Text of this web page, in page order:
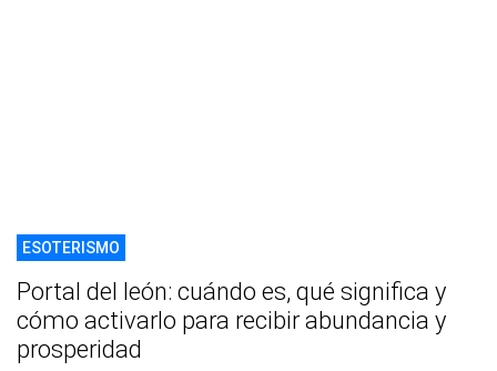
ESOTERISMO
Portal del león: cuándo es, qué significa y
cómo activarlo para recibir abundancia y
prosperidad